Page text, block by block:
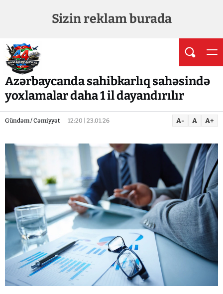
Sizin reklam burada
Azərbaycanda sahibkarlıq sahəsində
yoxlamalar daha 1 il dayandırılır
Gündəm / Cəmiyyət 12:20 | 23.01.26 A- A A+